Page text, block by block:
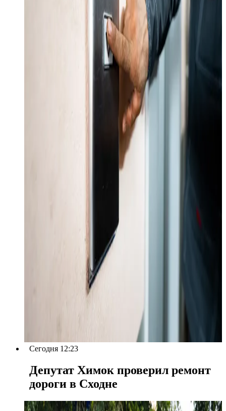
Сегодня 12:23
Депутат Химок проверил ремонт
дороги в Сходне